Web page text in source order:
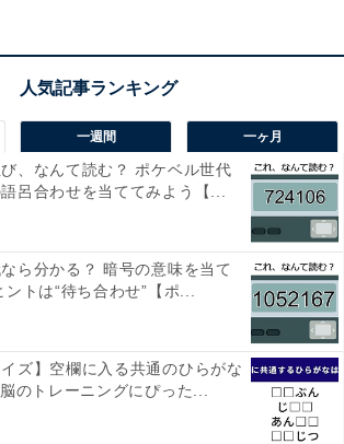
1 2
一週間 一ヶ月
、なんて読む？ ポケベル世代
呂合わせを当ててみよう【...
ら分かる？ 暗号の意味を当て
トは“待ち合わせ”【ポ...
イズ】空欄に入る共通のひらがな
のトレーニングにぴった...